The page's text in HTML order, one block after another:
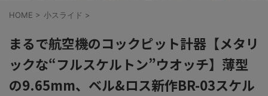
HOME > 小スライド >
まるで航空機のコックピット計器【メタリ
ックな“フルスケルトン”ウオッチ】薄型
の9.65mm、ベル&ロス新作BR-03スケル